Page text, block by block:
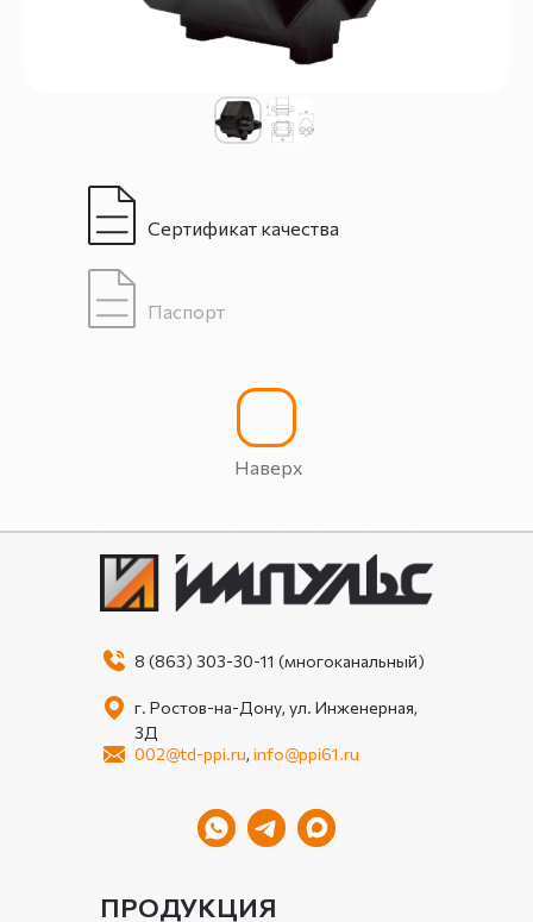
Паспорт
Сертификат качества
Наверх
ПРОДУКЦИЯ
002@td-ppi.ru, info@ppi61.ru
г. Ростов-на-Дону, ул. Инженерная,
3Д
8 (863) 303-30-11 (многоканальный)